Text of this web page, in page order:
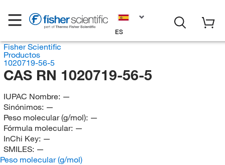
ES
Fisher Scientific
Productos
1020719-56-5
CAS RN 1020719-56-5
IUPAC Nombre: —
Sinónimos: —
Peso molecular (g/mol): —
Fórmula molecular: —
InChi Key: —
SMILES: —
Peso molecular (g/mol)